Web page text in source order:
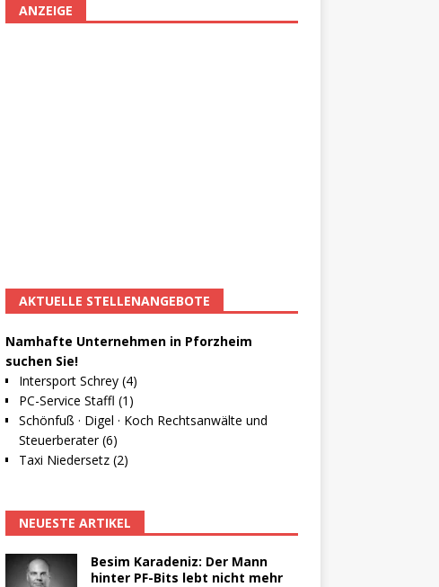
ANZEIGE
AKTUELLE STELLENANGEBOTE
Namhafte Unternehmen in Pforzheim
suchen Sie!
Intersport Schrey (4)
PC-Service Staffl (1)
Schönfuß · Digel · Koch Rechtsanwälte und
Steuerberater (6)
Taxi Niedersetz (2)
NEUESTE ARTIKEL
Besim Karadeniz: Der Mann
hinter PF-Bits lebt nicht mehr